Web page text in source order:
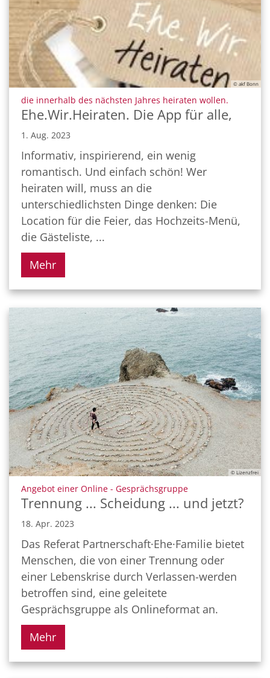
© akf Bonn
die innerhalb des nächsten Jahres heiraten wollen.
Ehe.Wir.Heiraten. Die App für alle,
1. Aug. 2023
Informativ, inspirierend, ein wenig
romantisch. Und einfach schön! Wer
heiraten will, muss an die
unterschiedlichsten Dinge denken: Die
Location für die Feier, das Hochzeits-Menü,
die Gästeliste, ...
Mehr
© Lizenzfrei
Angebot einer Online - Gesprächsgruppe:
Trennung ... Scheidung ... und jetzt?
18. Apr. 2023
Das Referat Partnerschaft·Ehe·Familie bietet
Menschen, die von einer Trennung oder
einer Lebenskrise durch Verlassen-werden
betroffen sind, eine geleitete
Gesprächsgruppe als Onlineformat an.
Mehr